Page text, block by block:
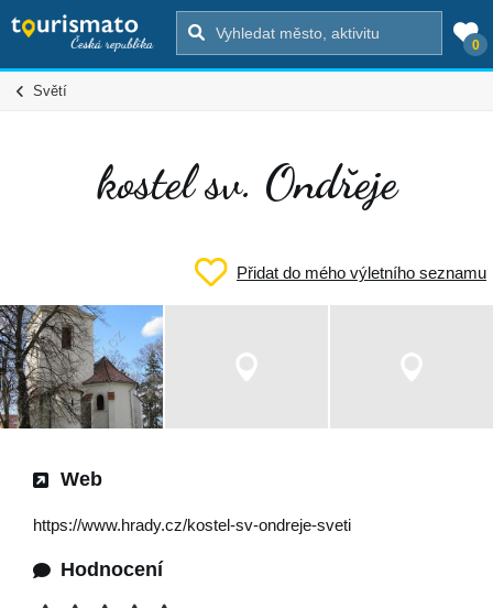
0
Světí
kostel sv. Ondřeje
Přidat do mého výletního seznamu
Web
https://www.hrady.cz/kostel-sv-ondreje-sveti
Hodnocení